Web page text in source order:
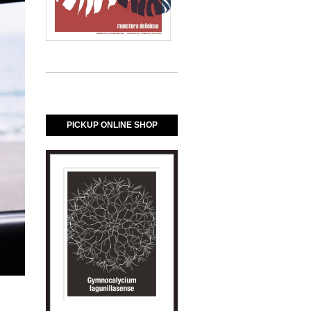
PICKUP ONLINE SHOP